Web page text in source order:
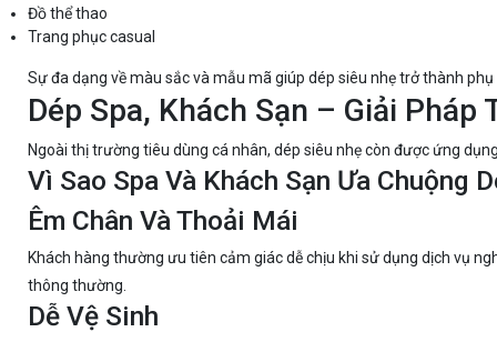
Đồ thể thao
Trang phục casual
Sự đa dạng về màu sắc và mẫu mã giúp dép siêu nhẹ trở thành
Dép Spa, Khách Sạn – Giải Pháp
Ngoài thị trường tiêu dùng cá nhân, dép siêu nhẹ còn được ứng
Vì Sao Spa Và Khách Sạn Ưa Chuộng
Êm Chân Và Thoải Mái
Khách hàng thường ưu tiên cảm giác dễ chịu khi sử dụng dịch vụ
thông thường.
Dễ Vệ Sinh